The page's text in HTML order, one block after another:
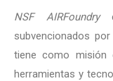
NSF AIRFoundry
subvencionados
tiene como misión
herramientas y